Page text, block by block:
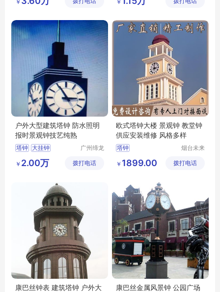
￥ ￥
户外大型建筑塔钟 防水照明
报时景观钟技艺纯熟
塔钟 大挂钟
定制钟厂家
广州缔龙
公司
￥ 2.00万 拨打电话
欧式塔钟大楼 景观钟 教堂钟
供应安装维修 风格多样
塔钟
烟台未来
科技有限
￥ 1899.00 拨打电话
康巴丝钟表 建筑塔钟 户外大
康巴丝金属风景钟 公园广场